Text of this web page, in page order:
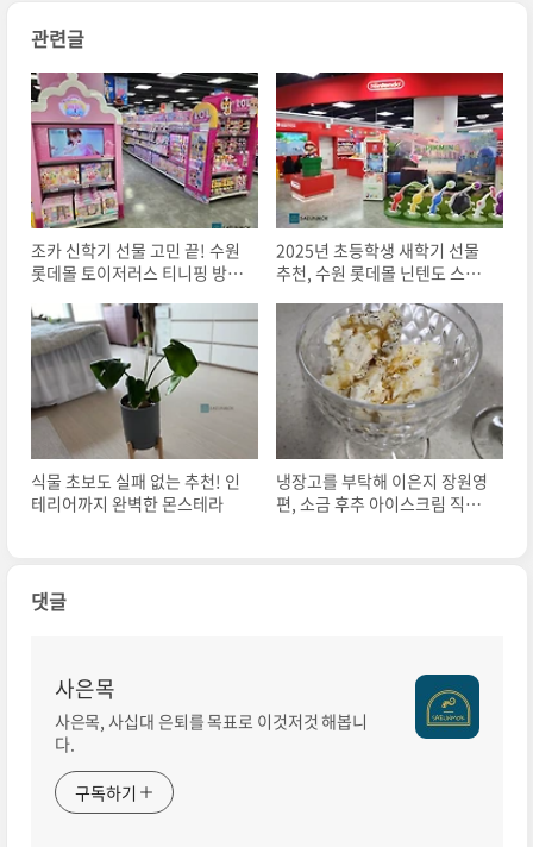
관련글
조카 신학기 선물 고민 끝! 수원
롯데몰 토이저러스 티니핑 방문
2025년 초등학생 새학기 선물
추천, 수원 롯데몰 닌텐도 스위
식물 초보도 실패 없는 추천! 인
테리어까지 완벽한 몬스테라
냉장고를 부탁해 이은지 장원영
편, 소금 후추 아이스크림 직접
댓글
사은목
사은목, 사십대 은퇴를 목표로 이것저것 해봅니
다.
구독하기